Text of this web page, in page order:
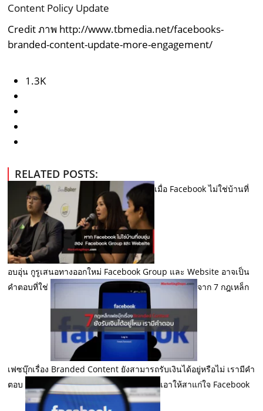
Content Policy Update
Credit ภาพ http://www.tbmedia.net/facebooks-
branded-content-update-more-engagement/
1.3K
RELATED POSTS:
เมื่อ Facebook ไม่ใช่บ้านที่
อบอุ่น กูรูเสนอทางออกใหม่ Facebook Group และ Website อาจเป็น
คำตอบที่ใช่
จาก 7 กฎเหล็ก
เฟซบุ๊กเรื่อง Branded Content ยังสามารถรับเงินได้อยู่หรือไม่ เรามีคำ
ตอบ
เอาให้สาแก่ใจ Facebook